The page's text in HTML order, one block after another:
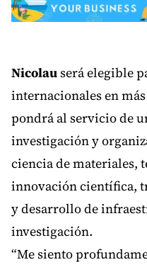
Nicolauserá elegible
internacionales en
pondrá al servicio de
investigación y
ciencia de materiales,
innovación científica,
y desarrollo de
investigación.
“Me siento